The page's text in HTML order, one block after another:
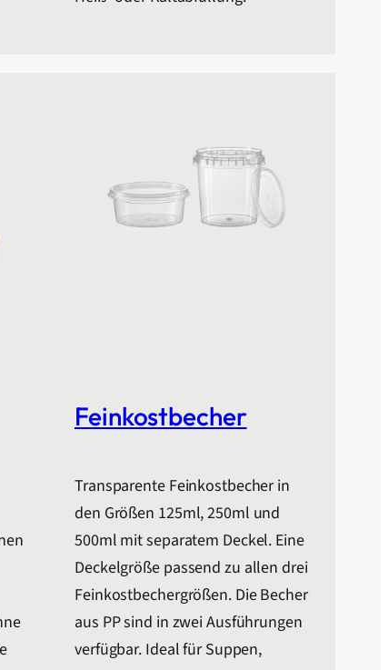
Feinkostbecher
Transparente Feinkostbecher in
den Größen 125ml, 250ml und
500ml mit separatem Deckel. Eine
Deckelgröße passend zu allen drei
Feinkostbechergrößen. Die Becher
aus PP sind in zwei Ausführungen
verfügbar. Ideal für Suppen,